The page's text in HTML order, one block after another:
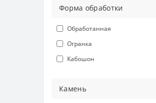
Форма обработки
Обработанная
Огранка
Кабошон
Камень